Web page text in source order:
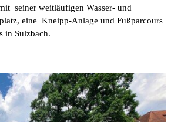
seiner weitläufigen Wasser- und
eine Kneipp-Anlage und Fußparcours
in Sulzbach.